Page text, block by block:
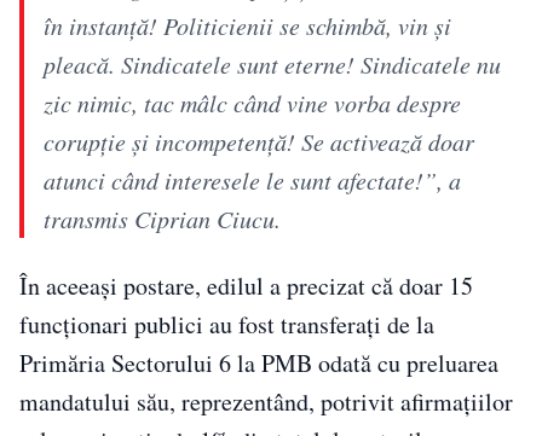
în instanță! Politicienii se schimbă, vin și
pleacă. Sindicatele sunt eterne! Sindicatele nu
zic nimic, tac mâlc când vine vorba despre
corupție și incompetență! Se activează doar
atunci când interesele le sunt afectate!”, a
transmis Ciprian Ciucu.
În aceeași postare, edilul a precizat că doar 15
funcționari publici au fost transferați de la
Primăria Sectorului 6 la PMB odată cu preluarea
mandatului său, reprezentând, potrivit afirmațiilor